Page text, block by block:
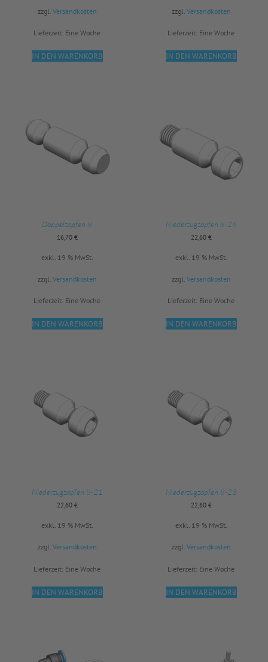
zzgl. Versandkosten
Lieferzeit: Eine Woche
IN DEN WARENKORB
zzgl. Versandkosten
Lieferzeit: Eine Woche
IN DEN WARENKORB
Doppelzapfen 8
16,70 €
exkl. 19 % MwSt.
zzgl. Versandkosten
Lieferzeit: Eine Woche
IN DEN WARENKORB
Niederzugzapfen 8-26
22,60 €
exkl. 19 % MwSt.
zzgl. Versandkosten
Lieferzeit: Eine Woche
IN DEN WARENKORB
Niederzugzapfen 8-21
22,60 €
exkl. 19 % MwSt.
zzgl. Versandkosten
Lieferzeit: Eine Woche
IN DEN WARENKORB
Niederzugzapfen 8-23
22,60 €
exkl. 19 % MwSt.
zzgl. Versandkosten
Lieferzeit: Eine Woche
IN DEN WARENKORB